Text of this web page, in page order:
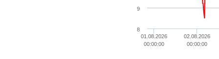
01.08.2026
00:00:00
02.08.2026
00:00:00
8
9